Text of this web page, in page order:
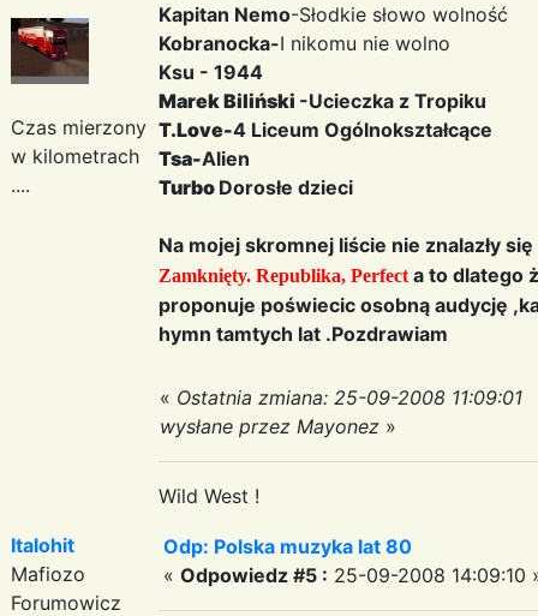
Czas mierzony
w kilometrach
....
Kapitan Nemo-Słodkie słowo wolność
Kobranocka-I nikomu nie wolno
Ksu - 1944
Marek Biliński -Ucieczka z Tropiku
T.Love-4 Liceum Ogólnokształcące
Tsa-Alien
Turbo Dorosłe dzieci
Na mojej skromnej liście nie znalazły
Zamknięty. Republika, Perfect a to dlatego
proponuje poświecic osobną audycję
hymn tamtych lat .Pozdrawiam
« Ostatnia zmiana: 25-09-2008 11:09:01
wysłane przez Mayonez »
Wild West !
Italohit
Mafiozo
Forumowicz
Odp: Polska muzyka lat 80
« Odpowiedz #5 : 25-09-2008 14:09:10